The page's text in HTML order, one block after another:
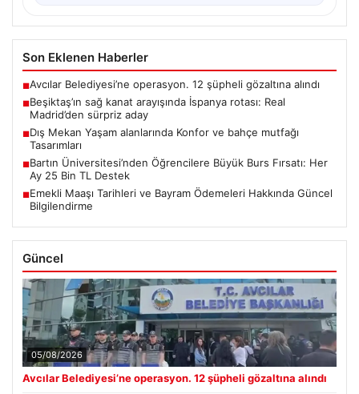
Son Eklenen Haberler
■Avcılar Belediyesi’ne operasyon. 12 şüpheli gözaltına alındı
■Beşiktaş’ın sağ kanat arayışında İspanya rotası: Real
Madrid’den sürpriz aday
■Dış Mekan Yaşam alanlarında Konfor ve bahçe mutfağı
Tasarımları
■Bartın Üniversitesi’nden Öğrencilere Büyük Burs Fırsatı: Her
Ay 25 Bin TL Destek
■Emekli Maaşı Tarihleri ve Bayram Ödemeleri Hakkında Güncel
Bilgilendirme
Güncel
05/08/2026
Avcılar Belediyesi’ne operasyon. 12 şüpheli gözaltına alındı